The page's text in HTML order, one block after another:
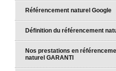
Référencement naturel Google
Définition du référencement
Nos prestations en
naturel GARANTI